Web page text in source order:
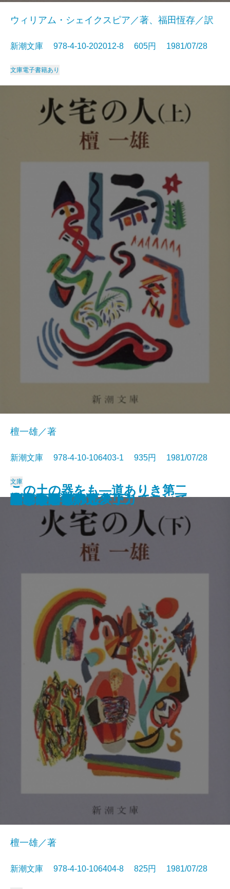
散歩のとき何か食べたくなって
沈黙
彦左衛門外記
エディプスの恋人
聖少女
ブンナよ、木からおりてこい
あんちゃん
この土の器をも―道ありき第二
部 結婚編―
お気に召すまま
ウィリアム・シェイクスピア／著、福田恆存／訳
新潮文庫 978-4-10-202012-8 605円 1981/07/28
文庫電子書籍あり
火宅の人〔上〕
檀一雄／著
新潮文庫 978-4-10-106403-1 935円 1981/07/28
文庫
火宅の人〔下〕
檀一雄／著
新潮文庫 978-4-10-106404-8 825円 1981/07/28
だれかさんの悪夢
心に太陽を持て
悲しみの歌
扇野
若き数学者のアメリカ
ケインとアベル〔上〕
ケインとアベル〔下〕
海の史劇
橋のない川 五